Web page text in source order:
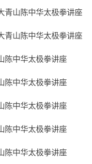
青山陈中华太极拳讲座
青山陈中华太极拳讲座
陈中华太极拳讲座
陈中华太极拳讲座
陈中华太极拳讲座
陈中华太极拳讲座
陈中华太极拳讲座